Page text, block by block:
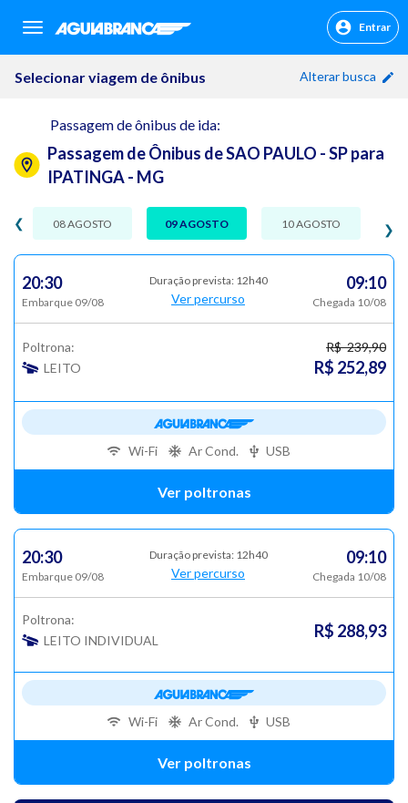
sr.header.toggle.navigation Entrar
Selecionar viagem de ônibus Alterar busca
Passagem de ônibus de ida:
Passagem de Ônibus de SAO PAULO - SP para
IPATINGA - MG
❯
❮ 08 AGOSTO 09 AGOSTO 10 AGOSTO
20:30
Embarque 09/08
Duração prevista: 12h40
Ver percurso
09:10
Chegada 10/08
Poltrona:
LEITO
R$ 239,90
R$ 252,89
Ver poltronas
Wi-Fi Ar Cond. USB
20:30
Embarque 09/08
Duração prevista: 12h40
Ver percurso
09:10
Chegada 10/08
Poltrona:
LEITO INDIVIDUAL
R$ 288,93
Ver poltronas
Wi-Fi Ar Cond. USB